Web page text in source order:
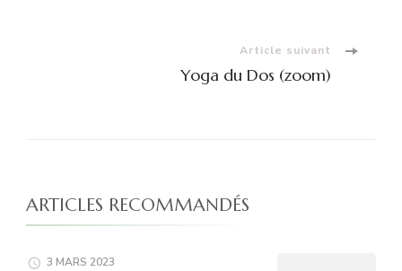
Article suivant
Yoga du Dos (zoom)
ARTICLES RECOMMANDÉS
3 MARS 2023